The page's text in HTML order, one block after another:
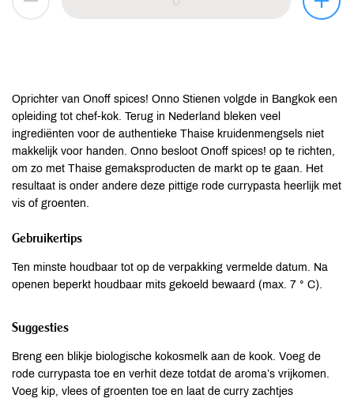
Oprichter van Onoff spices! Onno Stienen volgde in Bangkok een
opleiding tot chef-kok. Terug in Nederland bleken veel
ingrediënten voor de authentieke Thaise kruidenmengsels niet
makkelijk voor handen. Onno besloot Onoff spices! op te richten,
om zo met Thaise gemaksproducten de markt op te gaan. Het
resultaat is onder andere deze pittige rode currypasta heerlijk met
vis of groenten.
Gebruikertips
Ten minste houdbaar tot op de verpakking vermelde datum. Na
openen beperkt houdbaar mits gekoeld bewaard (max. 7 ° C).
Suggesties
Breng een blikje biologische kokosmelk aan de kook. Voeg de
rode currypasta toe en verhit deze totdat de aroma’s vrijkomen.
Voeg kip, vlees of groenten toe en laat de curry zachtjes